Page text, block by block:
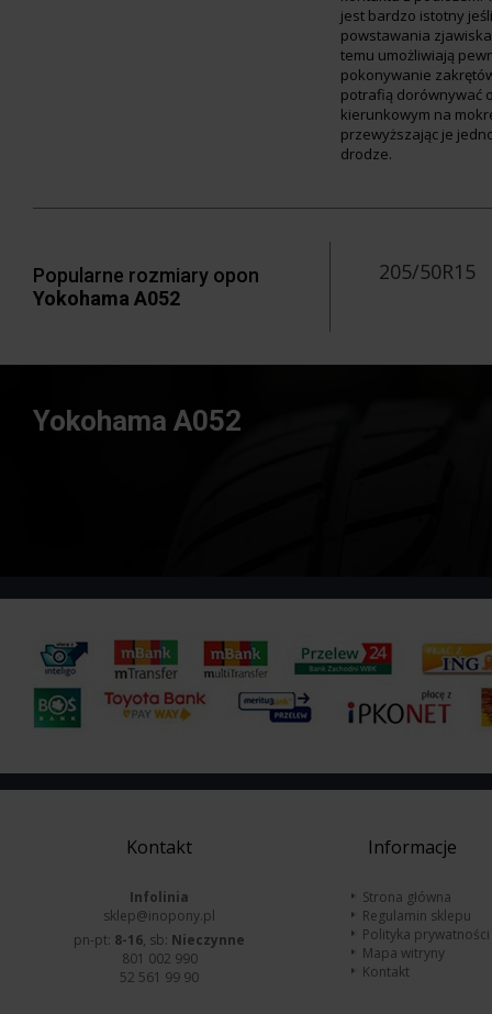
jest bardzo istotny
powstawania
temu umożliwiają
pokonywanie
potrafią dorównywać
kierunkowym na
przewyższając je
drodze.
Popularne rozmiary opon
Yokohama A052
205/50R15
Yokohama A052
Kontakt
Infolinia
sklep@inopony.pl
pn-pt: 8-16, sb: Nieczynne
801 002 990
52 561 99 90
Informacje
Strona główna
Regulamin sklepu
Polityka prywatności
Mapa witryny
Kontakt